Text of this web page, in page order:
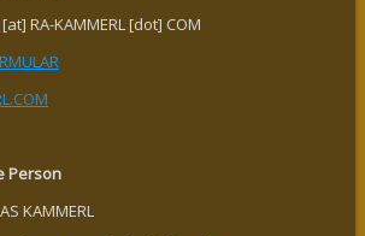
RA-KAMMERL [dot] COM
Person
KAMMERL